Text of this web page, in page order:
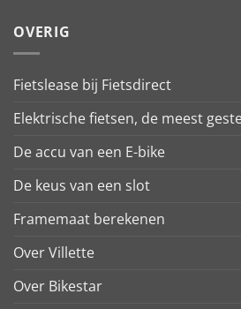
OVERIG
Fietslease bij Fietsdirect
Elektrische fietsen, de meest
De accu van een E-bike
De keus van een slot
Framemaat berekenen
Over Villette
Over Bikestar